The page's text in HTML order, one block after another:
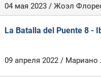
04 мая 2023 / Жоэл
La Batalla del Puente 8 -
09 апреля 2022 / Мариано